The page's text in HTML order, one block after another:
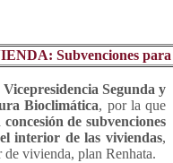
Subvenciones para
Vicepresidencia Segunda y
Bioclimática, por la que
concesión de subvenciones
interior de las viviendas,
vivienda, plan Renhata.